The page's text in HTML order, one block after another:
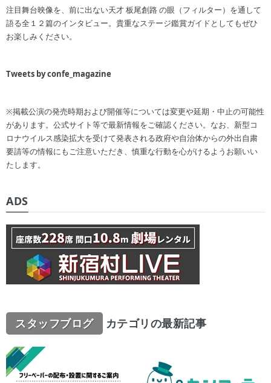
注目舞台映像を、前に出ない天才 板尾創路 の眼（フィルター）を通して
語る全１２篇のインタビュー。貴重なステージ鑑賞ガイドとしてもぜひ
お楽しみください。
Tweets by confe_magazine
※掲載公演の発売時期および開催等については変更や延期・中止の可能性
があります。公式サイト等で最新情報をご確認ください。なお、新型コ
ロナウイルス感染拡大を受けて発表される政府や自治体からの外出自粛
要請等の情報にもご注意いただき、慎重な行動を心がけるようお願いい
たします。
ADS
スタッフブログ カテゴリの最新記事